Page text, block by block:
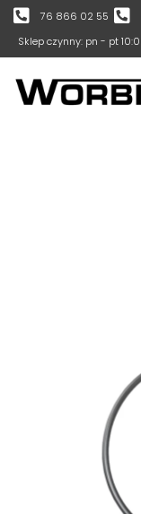
76 866 02 55
Sklep czynny: pn - pt